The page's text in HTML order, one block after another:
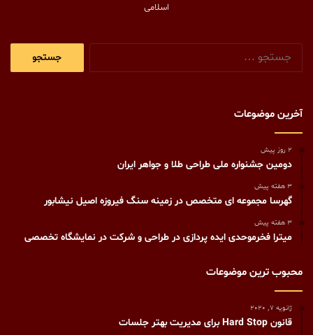
اسلامی
آخرین موضوعات
2 روز پیش
دومین جشنواره ملی طراحی طلا و جواهر ایران
3 هفته پیش
گهرسا مجموعه ای متخصص در زمینه سنگ فیروزه اصیل نیشابور
3 هفته پیش
میترا فخرموحدی ایده پردازی در طراحی و شرکت در نمایشگاه تخصصی
محبوب ترین موضوعات
ژانویه 7, 2020
قانون Hard Stop برای مدیریت بهتر جلسات